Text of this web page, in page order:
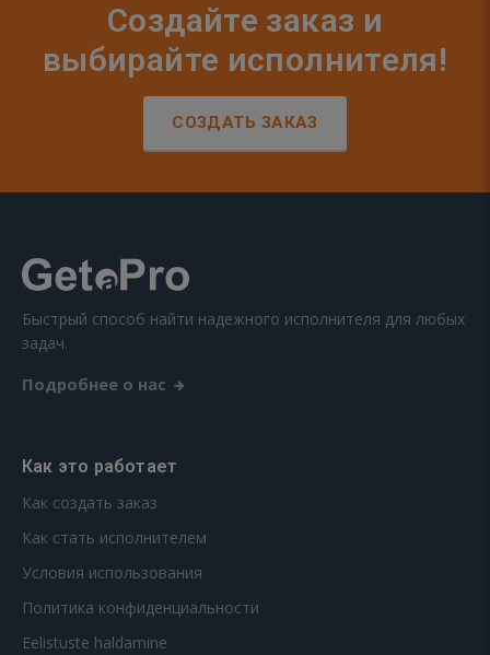
Создайте заказ и
выбирайте исполнителя!
СОЗДАТЬ ЗАКАЗ
Быстрый способ найти надежного исполнителя для любых
задач.
Подробнее о нас
Как это работает
Как создать заказ
Как стать исполнителем
Условия использования
Политика конфиденциальности
Eelistuste haldamine